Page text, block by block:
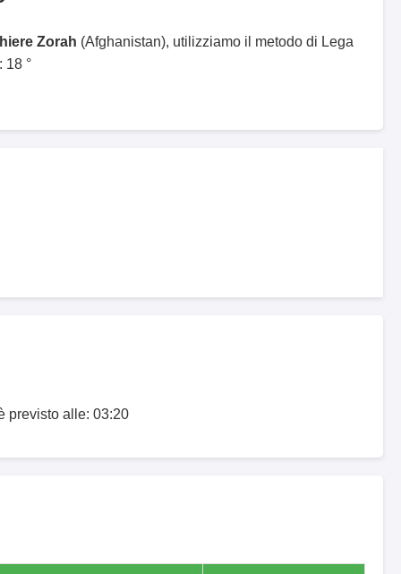
Zorah (Afghanistan), utilizziamo il metodo di Lega
18 °
previsto alle: 03:20